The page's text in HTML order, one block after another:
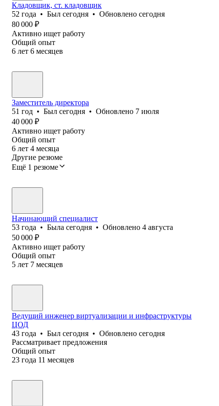
Кладовщик, ст. кладовщик
52 года • Был сегодня • Обновлено сегодня
80 000 ₽
Активно ищет работу
Общий опыт
6 лет 6 месяцев
Заместитель директора
51 год • Был сегодня • Обновлено 7 июля
40 000 ₽
Активно ищет работу
Общий опыт
6 лет 4 месяца
Другие резюме
Ещё 1 резюме
Начинающий специалист
53 года • Была сегодня • Обновлено 4 августа
50 000 ₽
Активно ищет работу
Общий опыт
5 лет 7 месяцев
Ведущий инженер виртуализации и инфраструктуры
ЦОД
43 года • Был сегодня • Обновлено сегодня
Рассматривает предложения
Общий опыт
23 года 11 месяцев